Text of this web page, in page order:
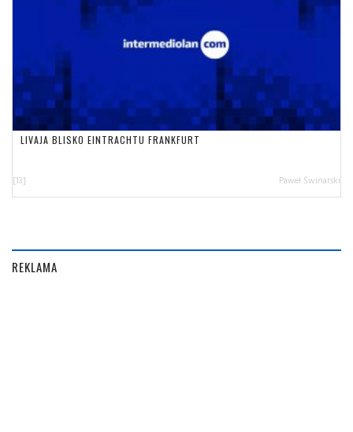
LIVAJA BLISKO EINTRACHTU FRANKFURT
[13] Paweł Świnarski
REKLAMA